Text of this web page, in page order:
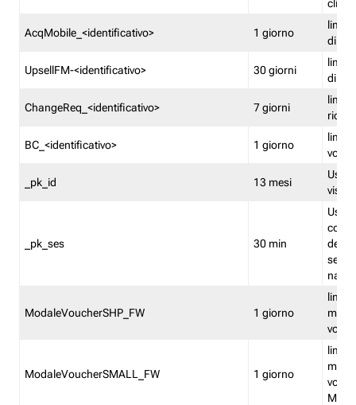
clienti
AcqMobile_<identificativo> 1 giorno
limita
di
UpsellFM-<identificativo> 30 giorni
limita
di
ChangeReq_<identificativo> 7 giorni
limita
BC_<identificativo> 1 giorno
limita
_pk_id 13 mesi
_pk_ses 30 min
ModaleVoucherSHP_FW 1 giorno
ModaleVoucherSMALL_FW 1 giorno